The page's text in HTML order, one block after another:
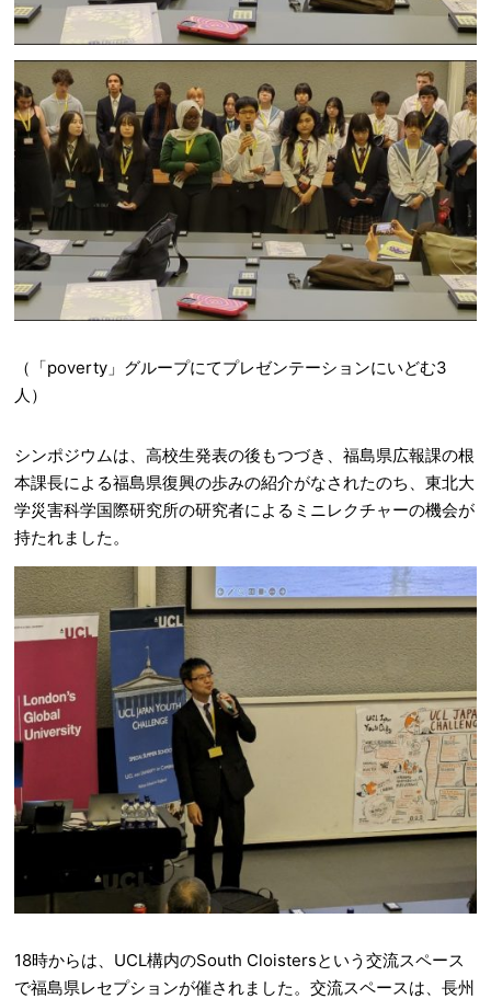
（「poverty」グループにてプレゼンテーションにいどむ3
人）
シンポジウムは、高校生発表の後もつづき、福島県広報課の根
本課長による福島県復興の歩みの紹介がなされたのち、東北大
学災害科学国際研究所の研究者によるミニレクチャーの機会が
持たれました。
18時からは、UCL構内のSouth Cloistersという交流スペース
で福島県レセプションが催されました。交流スペースは、長州